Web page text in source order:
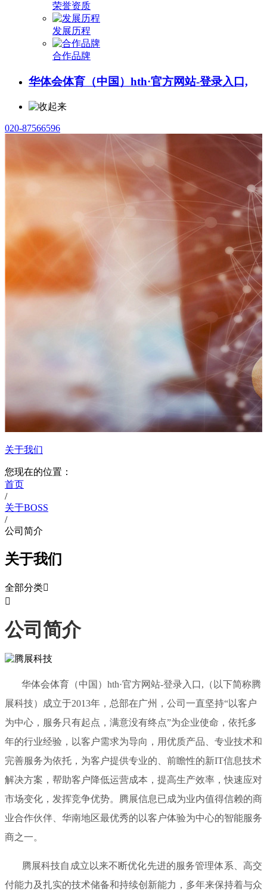
荣誉资质
发展历程
合作品牌
华体会体育（中国）hth·官方网站-登录入口,
020-87566596
关于我们
您现在的位置：
首页
/
关于BOSS
/
公司简介
关于我们
全部分类

公司简介
华体会体育（中国）hth·官方网站-登录入口,（以下简称腾
展科技）成立于2013年，总部在广州，公司一直坚持“以客户
为中心，服务只有起点，满意没有终点”为企业使命，依托多
年的行业经验，以客户需求为导向，用优质产品、专业技术和
完善服务为依托，为客户提供专业的、前瞻性的新IT信息技术
解决方案，帮助客户降低运营成本，提高生产效率，快速应对
市场变化，发挥竞争优势。腾展信息已成为业内值得信赖的商
业合作伙伴、华南地区最优秀的以客户体验为中心的智能服务
商之一。
腾展科技自成立以来不断优化先进的服务管理体系、高交
付能力及扎实的技术储备和持续创新能力，多年来保持着与众